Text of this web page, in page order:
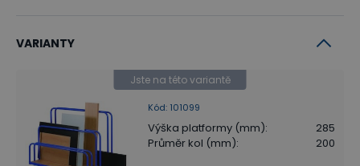
VARIANTY
Kód: 101099
Jste na této variantě
Výška platformy (mm):
285
Průměr kol (mm): 200